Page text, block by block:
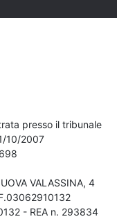
presso il tribunale
10/2007
VALASSINA, 4
- REA n. 293834